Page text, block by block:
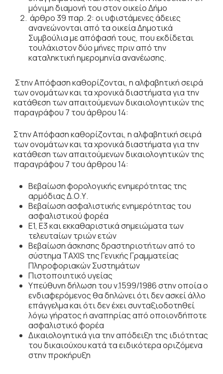
μόνιμη διαμονή του στον οικείο Δήμο
άρθρο 39 παρ. 2: οι υφιστάμενες άδειες
ανανεώνονται από τα οικεία Δημοτικά
Συμβούλια με απόφασή τους, που εκδίδεται
τουλάχιστον δύο μήνες πριν από την
καταληκτική ημερομηνία ανανέωσης.
Στην Απόφαση καθορίζονται, η αλφαβητική σειρά
των ονομάτων και τα χρονικά διαστήματα για την
κατάθεση των απαιτούμενων δικαιολογητικών της
παραγράφου 7 του άρθρου 14:
Στην Απόφαση καθορίζονται, η αλφαβητική σειρά
των ονομάτων και τα χρονικά διαστήματα για την
κατάθεση των απαιτούμενων δικαιολογητικών της
παραγράφου 7 του άρθρου 14:
Βεβαίωση φορολογικής ενημερότητας της
αρμόδιας Δ.Ο.Υ.
Βεβαίωση ασφαλιστικής ενημερότητας του
ασφαλιστικού φορέα
Ε1, Ε3 και εκκαθαριστικά σημειώματα των
τελευταίων τριών ετών
Βεβαίωση άσκησης δραστηριοτήτων από το
σύστημα TAXIS της Γενικής Γραμματείας
Πληροφοριακών Συστημάτων
Πιστοποιητικό υγείας
Υπεύθυνη δήλωση του ν.1599/1986 στην οποία ο
ενδιαφερόμενος θα δηλώνει ότι δεν ασκεί άλλο
επάγγελμα και ότι δεν έχει συνταξιοδοτηθεί
λόγω γήρατος ή αναπηρίας από οποιονδήποτε
ασφαλιστικό φορέα
Δικαιολογητικά για την απόδειξη της ιδιότητας
του δικαιούχου κατά τα ειδικότερα οριζόμενα
στην προκήρυξη